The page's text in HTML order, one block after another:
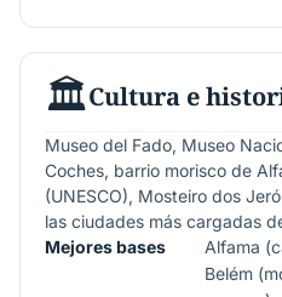
🏛️Cultura e
Museo del Fado, Museo
Coches, barrio morisco de
(UNESCO), Mosteiro dos
las ciudades más cargadas
Mejores bases
Alfama
Belém